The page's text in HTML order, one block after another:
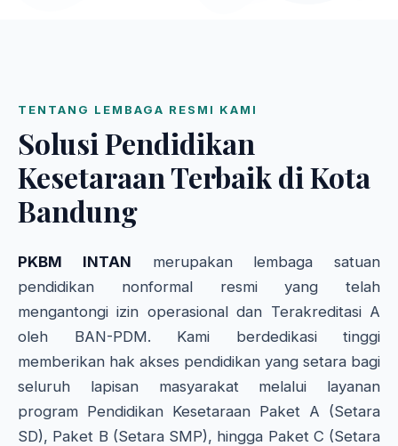
TENTANG LEMBAGA RESMI KAMI
Solusi Pendidikan
Kesetaraan Terbaik di Kota
Bandung
PKBM INTAN merupakan lembaga satuan
pendidikan nonformal resmi yang telah
mengantongi izin operasional dan Terakreditasi A
oleh BAN-PDM. Kami berdedikasi tinggi
memberikan hak akses pendidikan yang setara bagi
seluruh lapisan masyarakat melalui layanan
program Pendidikan Kesetaraan Paket A (Setara
SD), Paket B (Setara SMP), hingga Paket C (Setara